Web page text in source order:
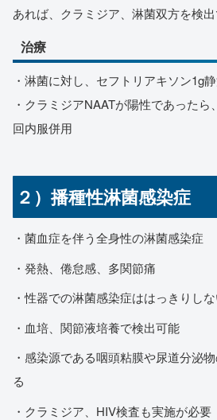
あれば、クラミジア、淋菌双方を検出
治療
・淋菌に対し、セフトリアキソン1g
・クラミジアNAATが陽性であった
回内服併用
２）播種性淋菌感染症
・菌血症を伴う全身性の淋菌感染症
・発熱、倦怠感、多関節痛
・性器での淋菌感染症ははっきりし
・血培、関節液培養で検出可能
・感染源である咽頭粘膜や尿道分泌
る
・クラミジア、HIV検査も実施が必